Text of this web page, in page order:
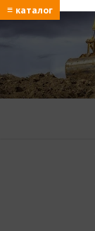
≡ каталог